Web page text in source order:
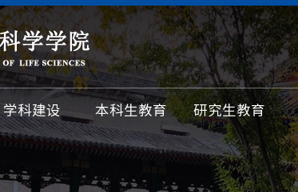
学科建设 本科生教育 研究生教育